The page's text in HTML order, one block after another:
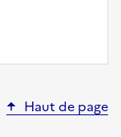
Haut de page